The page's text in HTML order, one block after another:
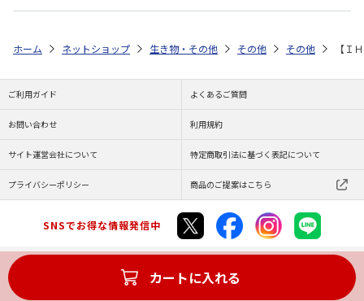
カートに入れる
ホーム ネットショップ 生き物・その他 その他 その他 【
ご利用ガイド よくあるご質問
お問い合わせ 利用規約
サイト運営会社について 特定商取引法に基づく表記について
プライバシーポリシー 商品のご提案はこちら
SNSでお得な情報発信中